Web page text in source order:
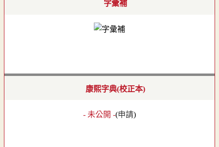
字彙補
康熙字典(校正本)
- 未公開 -(申請)